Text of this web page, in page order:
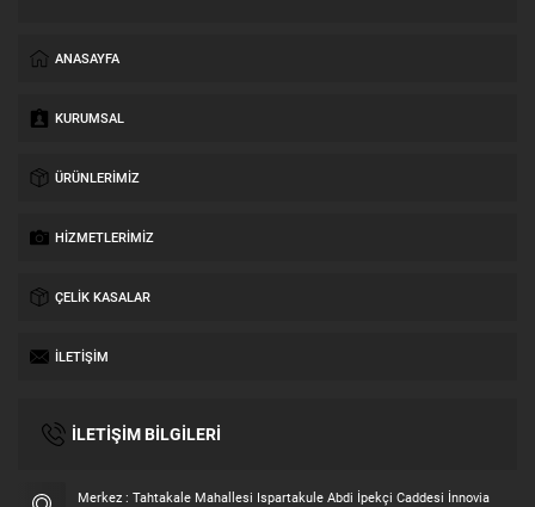
ANASAYFA
KURUMSAL
ÜRÜNLERIMIZ
HIZMETLERIMIZ
ÇELIK KASALAR
İLETIŞIM
İLETİŞİM BİLGİLERİ
Merkez : Tahtakale Mahallesi Ispartakule Abdi İpekçi Caddesi İnnovia